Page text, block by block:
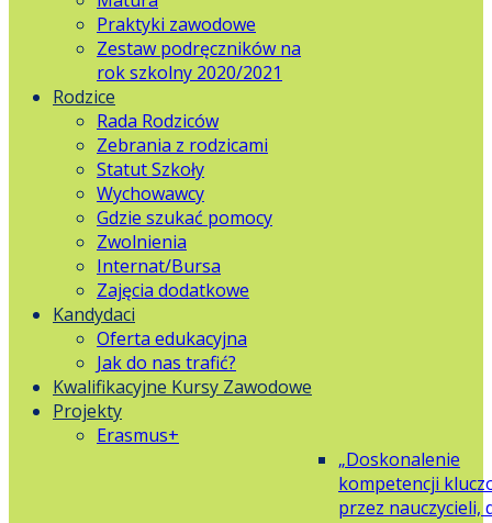
Praktyki zawodowe
Zestaw podręczników na
rok szkolny 2020/2021
Rodzice
Rada Rodziców
Zebrania z rodzicami
Statut Szkoły
Wychowawcy
Gdzie szukać pomocy
Zwolnienia
Internat/Bursa
Zajęcia dodatkowe
Kandydaci
Oferta edukacyjna
Jak do nas trafić?
Kwalifikacyjne Kursy Zawodowe
Projekty
Erasmus+
„Doskonalenie
kompetencji
przez nauczycieli,